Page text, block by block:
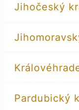
Jihočeský
Pardubický